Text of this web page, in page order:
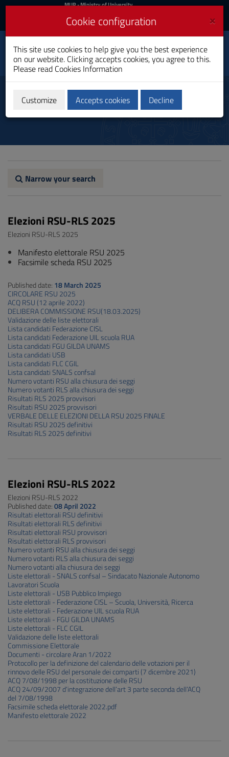
Skip
Content
to
Go
MIUR
Login
MUR- Ministry of University
Login UniCA News
Toggle
navigation
University of
Cagliari
RSU - RLS
Narrow your search
Elezioni RSU-RLS 2025
Elezioni RSU-RLS 2025
Manifesto elettorale RSU 2025
Facsimile scheda RSU 2025
Published date: 18 March 2025
CIRCOLARE RSU 2025
ACQ RSU (12 aprile 2022)
DELIBERA COMMISSIONE RSU(18.03.2025)
Validazione delle liste elettorali
Lista candidati Federazione CISL
Lista candidati Federazione UIL scuola RUA
Lista candidati FGU GILDA UNAMS
Lista candidati USB
Lista candidati FLC CGIL
Lista candidati SNALS confsal
Numero votanti RSU alla chiusura dei seggi
Numero votanti RLS alla chiusura dei seggi
Risultati RLS 2025 provvisori
Risultati RSU 2025 provvisori
VERBALE DELLE ELEZIONI DELLA RSU 2025 FINALE
Risultati RSU 2025 definitivi
Risultati RLS 2025 definitivi
Elezioni RSU-RLS 2022
Elezioni RSU-RLS 2022
Published date:08 April 2022
Risultati elettorali RSU definitivi
Risultati elettorali RLS definitivi
Risultati elettorali RSU provvisori
Risultati elettorali RLS provvisori
Numero votanti RSU alla chiusura dei seggi
Numero votanti RLS alla chiusura dei seggi
Numero votanti alla chiusura dei seggi
Liste elettorali - SNALS confsal – Sindacato Nazionale Autonomo
Lavoratori Scuola
Liste elettorali - USB Pubblico Impiego
Liste elettorali - Federazione CISL – Scuola, Università, Ricerca
Liste elettorali - Federazione UIL scuola RUA
Liste elettorali - FGU GILDA UNAMS
Liste elettorali - FLC CGIL
Validazione delle liste elettorali
Commissione Elettorale
Documenti - circolare Aran 1/2022
Protocollo per la definizione del calendario delle votazioni per il
rinnovo delle RSU del personale dei comparti (7 dicembre 2021)
ACQ 7/08/1998 per la costituzione delle RSU
ACQ 24/09/2007 d’integrazione dell’art 3 parte seconda dell’ACQ
del 7/08/1998
Facsimile scheda elettorale 2022.pdf
Manifesto elettorale 2022
×
Cookie configuration
This site use cookies to help give you the best experience
on our website. Clicking accepts cookies, you agree to this.
Please read Cookies Information
Customize Accepts cookies Decline